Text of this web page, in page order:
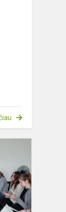
rusų
ir
anglų